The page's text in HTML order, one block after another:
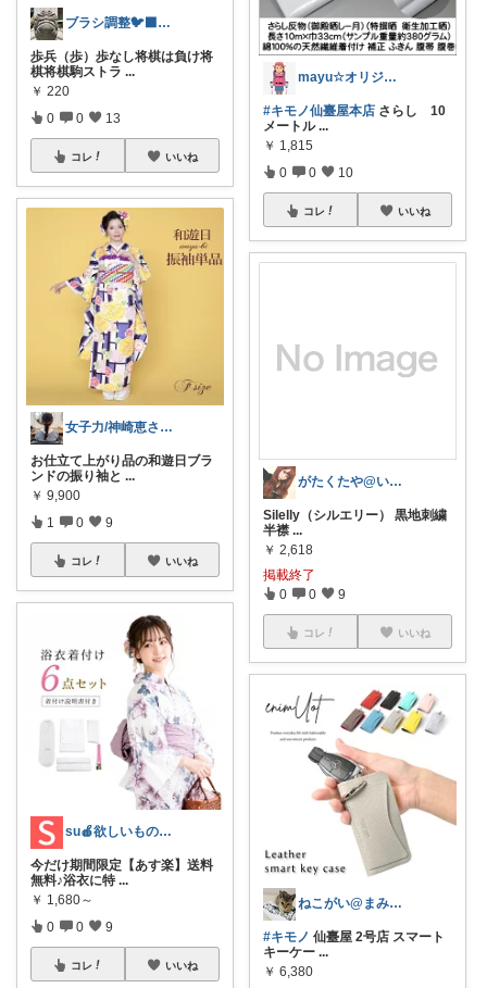
ブラシ調整🐦‍⬛7/25.26🙌
歩兵（歩）歩なし将棋は負け将
棋将棋駒ストラ ...
￥ 220
0 0 13
コレ いいね
女子力/神崎恵さんコレクションもあります
お仕立て上がり品の和遊日ブラ
ンドの振り袖と ...
￥ 9,900
1 0 9
コレ いいね
su🍎欲しいものいっぱいです🍎
今だけ期間限定【あす楽】送料
無料♪浴衣に特 ...
￥ 1,680～
0 0 9
コレ いいね
mayu☆オリジナル写真多め
#キモノ仙臺屋本店 さらし 10
メートル...
￥ 1,815
0 0 10
コレ いいね
がたくたや@いいねありがとう😊
Silelly（シルエリー） 黒地刺繍
半襟 ...
￥ 2,618
掲載終了
0 0 9
コレ いいね
ねこがい@まみりむ😼
#キモノ 仙臺屋 2号店 スマート
キーケー ...
￥ 6,380